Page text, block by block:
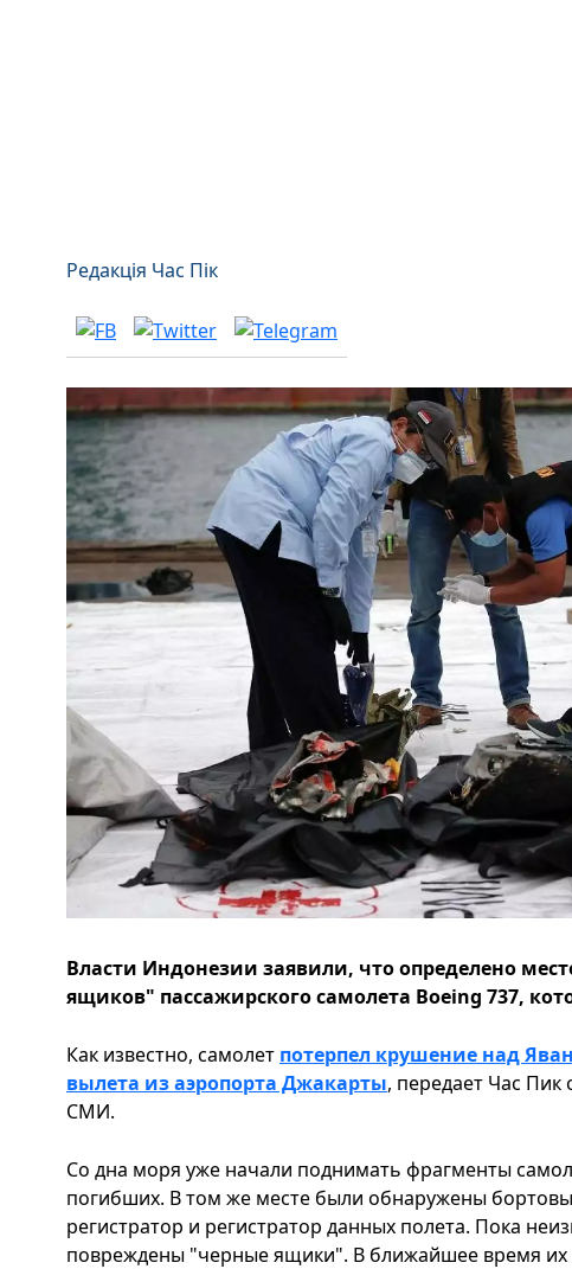
Редакція Час Пік
Власти Индонезии заявили, что определено
ящиков" пассажирского самолета Boeing 737,
Как известно, самолет потерпел крушение над
вылета из аэропорта Джакарты, передает Час
СМИ.
Со дна моря уже начали поднимать фрагменты
погибших. В том же месте были обнаружены
регистратор и регистратор данных полета. Пока
повреждены "черные ящики". В ближайшее время их